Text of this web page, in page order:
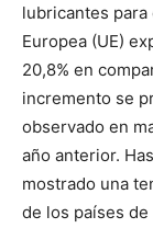
lubricantes
Europea (UE)
20,8% en
incremento se
observado en
año anterior.
mostrado una
de los países